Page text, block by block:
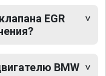
EGR
BMW